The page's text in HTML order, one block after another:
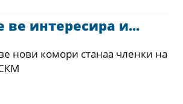
интересира и...
нови комори станаа членки на